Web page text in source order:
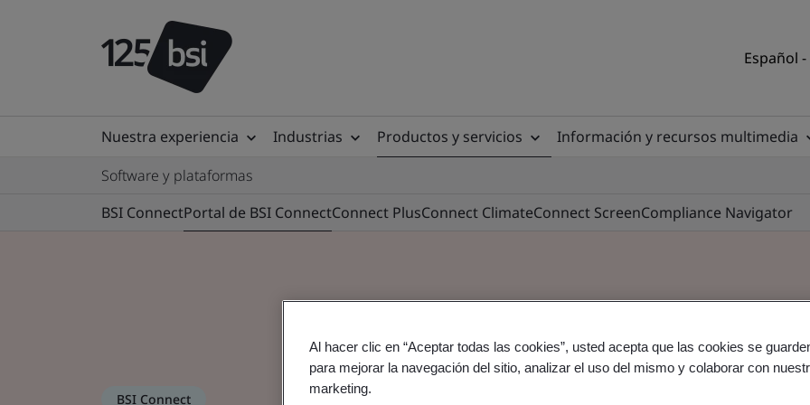
Español
Nuestra experiencia Industrias Productos y servicios
Información y recursos multimedia
Software y plataformas
BSI ConnectPortal de BSI ConnectConnect PlusConnect ClimateConnect ScreenCompliance Navigator
BSI Connect
Al hacer clic en “Aceptar todas las cookies”, usted acepta que las cookies se
para mejorar la navegación del sitio, analizar el uso del mismo y colaborar con
marketing.